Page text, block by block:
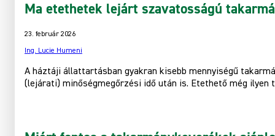
Ma etethetek lejárt szavatosságú
23. február 2026
Ing. Lucie Humeni
A háztáji állattartásban gyakran kisebb mennyiségű
(lejárati) minőségmegőrzési idő után is. Etethető még ilyen